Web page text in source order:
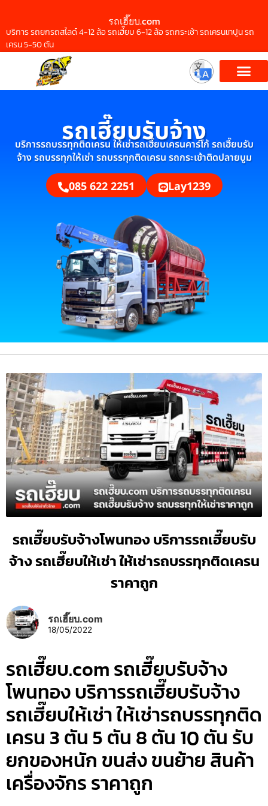
รถเฮี๊ยบ.com
บริการ รถยกรถสไลด์ 4-12 ล้อ รถเฮี๊ยบ 6-12 ล้อ รถกระเช้า รถเครนเทปูน รถ
เครน 5-50 ตัน
รถเฮี๊ยบรับจ้าง
บริการรถบรรทุกติดเครน ให้เช่ารถเฮี๊ยบเครนคาร์โก้ รถเฮี๊ยบรับ
จ้าง รถบรรทุกให้เช่า รถบรรทุกติดเครน รถกระเช้าติดปลายบูม
085 622 2251 Lay1239
รถเฮี๊ยบรับจ้างโพนทอง บริการรถเฮี๊ยบรับ
จ้าง รถเฮี๊ยบให้เช่า ให้เช่ารถบรรทุกติดเครน
ราคาถูก
รถเฮี๊ยบ.com
18/05/2022
รถเฮี๊ยบ.com รถเฮี๊ยบรับจ้าง
โพนทอง บริการรถเฮี๊ยบรับจ้าง
รถเฮี๊ยบให้เช่า ให้เช่ารถบรรทุกติด
เครน 3 ตัน 5 ตัน 8 ตัน 10 ตัน รับ
ยกของหนัก ขนส่ง ขนย้าย สินค้า
เครื่องจักร ราคาถูก